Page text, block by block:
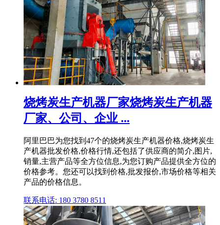
烧烤炭生产机器厂家烧烤炭生产机器
厂家、公司、企业 ...
阿里巴巴为您找到47个的烧烤炭生产机器价格,烧烤炭生
产机器批发价格,价格行情,还包括了供应商的简介,图片,
销量,主营产品等全方位信息,为您订购产品提供全方位的
价格参考。您还可以找到价格,批发报价,市场价格等相关
产品的价格信息。
联系电话: 180 3780 8511